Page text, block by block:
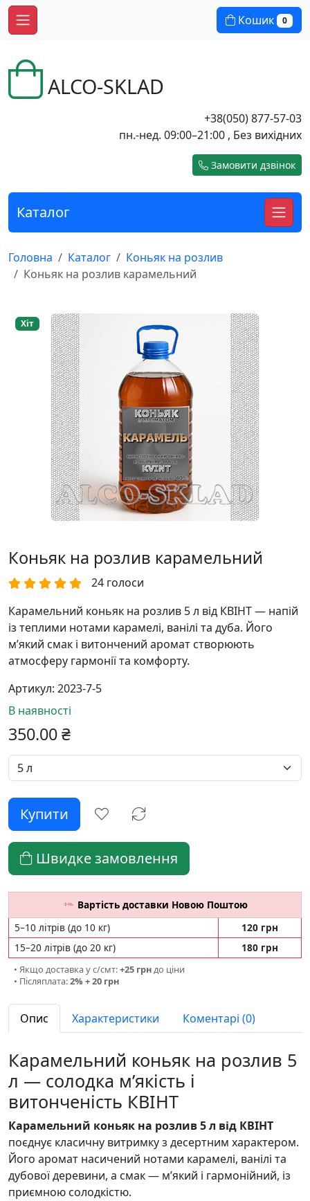
Кошик 0
ALCO-SKLAD
+38(050) 877-57-03
пн.-нед. 09:00–21:00 , Без вихідних
Замовити дзвінок
Каталог
Головна Каталог
Коньяк на розлив
Коньяк на розлив карамельний
Хіт
Коньяк на розлив карамельний
24 голоси
Карамельний коньяк на розлив 5 л від КВІНТ — напій
із теплими нотами карамелі, ванілі та дуба. Його
м’який смак і витончений аромат створюють
атмосферу гармонії та комфорту.
Артикул: 2023-7-5
В наявності
350.00₴
Швидке замовлення
Вартість доставки Новою Поштою
5–10 літрів (до 10 кг)
120 грн
15–20 літрів (до 20 кг)
180 грн
• Якщо доставка у с/смт:+25 грн до ціни
• Післяплата:2% + 20 грн
Опис Характеристики Коментарі (0)
Карамельний коньяк на розлив 5
л — солодка м’якість і
витонченість КВІНТ
Карамельний коньяк на розлив 5 л від КВІНТ
поєднує класичну витримку з десертним характером.
Його аромат насичений нотами карамелі, ванілі та
дубової деревини, а смак — м’який і гармонійний, із
приємною солодкістю.